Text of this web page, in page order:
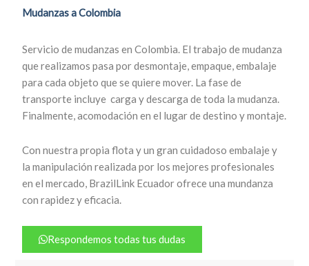
Mudanzas a Colombia
Servicio de mudanzas en Colombia. El trabajo de mudanza
que realizamos pasa por desmontaje, empaque, embalaje
para cada objeto que se quiere mover. La fase de
transporte incluye carga y descarga de toda la mudanza.
Finalmente, acomodación en el lugar de destino y montaje.
Con nuestra propia flota y un gran cuidadoso embalaje y
la manipulación realizada por los mejores profesionales
en el mercado, BrazilLink Ecuador ofrece una mundanza
con rapidez y eficacia.
Respondemos todas tus dudas